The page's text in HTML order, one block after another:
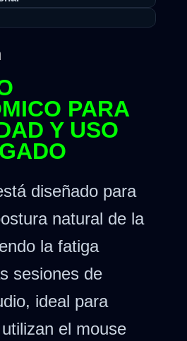
PARA
Y USO
diseñado para
natural de la
la fatiga
sesiones de
ideal para
el mouse